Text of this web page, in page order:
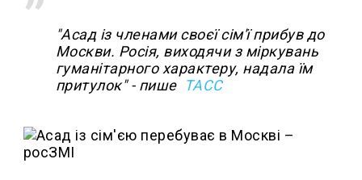
"Асад із членами своєї сім'ї прибув до
Москви. Росія, виходячи з міркувань
гуманітарного характеру, надала їм
притулок" - пише ТАСС